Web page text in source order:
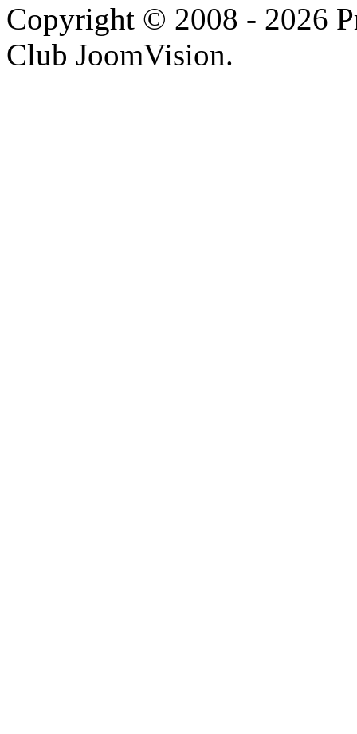
Copyright © 2008 - 2026
Club JoomVision.